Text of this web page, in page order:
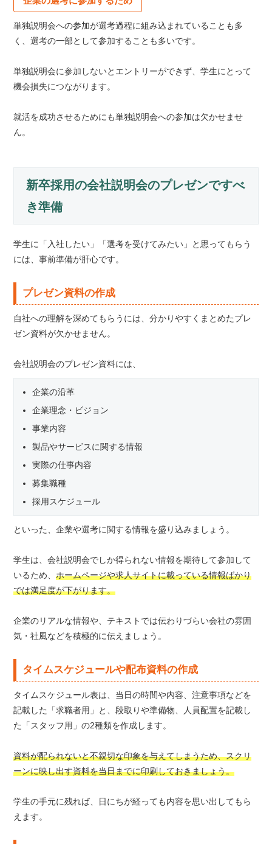
単独説明会への参加が選考過程に組み込まれていることも多
く、選考の一部として参加することも多いです。
単独説明会に参加しないとエントリーができず、学生にとって
機会損失につながります。
就活を成功させるためにも単独説明会への参加は欠かせませ
ん。
新卒採用の会社説明会のプレゼンですべ
き準備
学生に「入社したい」「選考を受けてみたい」と思ってもらう
には、事前準備が肝心です。
プレゼン資料の作成
自社への理解を深めてもらうには、分かりやすくまとめたプレ
ゼン資料が欠かせません。
会社説明会のプレゼン資料には、
企業の沿革
企業理念・ビジョン
事業内容
製品やサービスに関する情報
実際の仕事内容
募集職種
採用スケジュール
といった、企業や選考に関する情報を盛り込みましょう。
学生は、会社説明会でしか得られない情報を期待して参加して
いるため、ホームページや求人サイトに載っている情報ばかり
では満足度が下がります。
企業のリアルな情報や、テキストでは伝わりづらい会社の雰囲
気・社風などを積極的に伝えましょう。
タイムスケジュールや配布資料の作成
タイムスケジュール表は、当日の時間や内容、注意事項などを
記載した「求職者用」と、段取りや準備物、人員配置を記載し
た「スタッフ用」の2種類を作成します。
資料が配られないと不親切な印象を与えてしまうため、スクリ
ーンに映し出す資料を当日までに印刷しておきましょう。
学生の手元に残れば、日にちが経っても内容を思い出してもら
えます。